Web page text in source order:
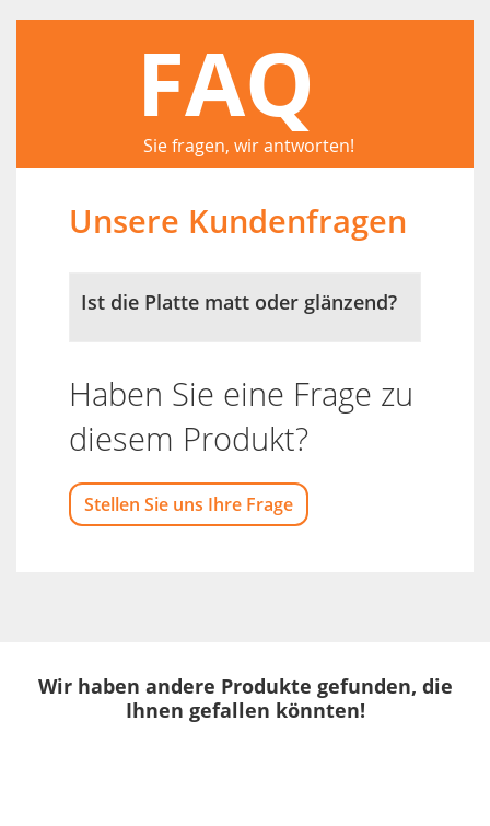
FAQ
Sie fragen, wir antworten!
Unsere Kundenfragen
Ist die Platte matt oder glänzend?
Haben Sie eine Frage zu
diesem Produkt?
Stellen Sie uns Ihre Frage
Wir haben andere Produkte gefunden, die
Ihnen gefallen könnten!